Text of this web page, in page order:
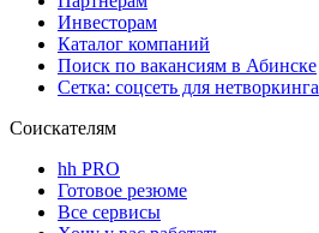
Инвесторам
Каталог компаний
Поиск по вакансиям в Абинске
Сетка: соцсеть для нетворкинга
Соискателям
hh PRO
Готовое резюме
Все сервисы